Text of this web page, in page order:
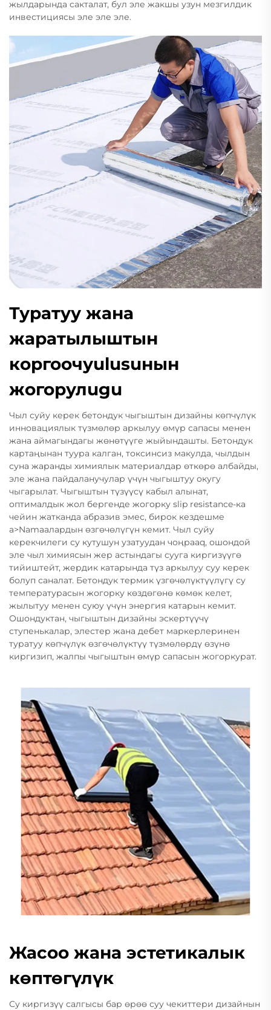
жылдарында сакталат, бул эле жакшы узун мезгилдик
инвестициясы эле эле эле.
Туратуу жана
жаратылыштын
коргоочуulusuнын
жогорулugu
Чыл суйу керек бетондук чыгыштын дизайны көпчүлүк
инновациялык түзмөлөр аркылуу өмүр сапасы менен
жана аймагындагы жөнөтүүге жыйындашты. Бетондук
картаңынан туура калган, токсинсиз макулда, чылдын
суна жаранды химиялык материалдар өткөрө албайды,
эле жана пайдаланучулар үчүн чыгыштуу окугу
чыгарылат. Чыгыштын түзүүсү кабыл алынат,
оптималдык жол бергенде жогорку slip resistance-ка
чейин жатканда абразив эмес, бирок кездешме
а>Namaалардын өзгөчөлүгүн кемит. Чыл суйу
керекчилеги су кутушун узатуудан чоңраaq, ошондой
эле чыл химиясын жер астындагы сууга киргизүүгө
тийиштейт, жердик катарында түз аркылуу суу керек
болуп саналат. Бетондук термик үзгөчөлүктүүлүгү су
температурасын жогорку көздөгөнө көмөк келет,
жылытуу менен суюу үчүн энергия катарын кемит.
Ошондуктан, чыгыштын дизайны эскертүүчү
ступенькалар, элестер жана дебет маркерлеринен
туратуу көпчүлүк өзгөчөлүктүү түзмөлөрдү өзүнө
киргизип, жалпы чыгыштын өмүр сапасын жогоркурат.
Жасоо жана эстетикалык
көптөгүлүк
Су киргизүү салгысы бар өрөө суу чекиттери дизайнын